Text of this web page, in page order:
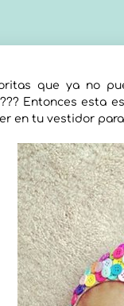
que ya no
Entonces esta
en tu vestidor